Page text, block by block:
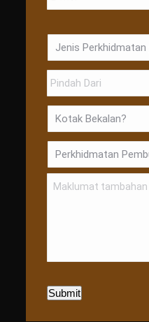
Submit